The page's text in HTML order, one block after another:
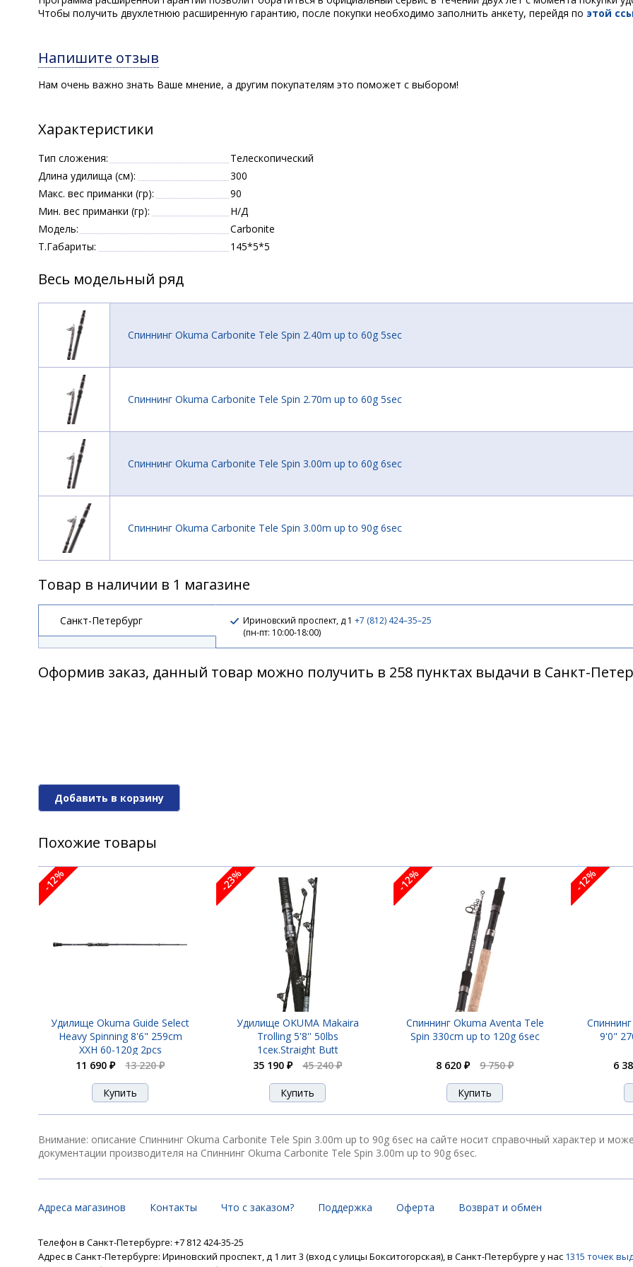
Чтобы получить двухлетнюю расширенную гарантию, после покупки необходимо заполнить анкету, перейдя по этой
Напишите отзыв
Нам очень важно знать Ваше мнение, а другим покупателям это поможет с выбором!
Характеристики
Тип сложения:
Телескопический
Длина удилища (см):
300
Макс. вес приманки (гр):
90
Мин. вес приманки (гр):
Н/Д
Модель:
Carbonite
Т.Габариты:
145*5*5
Весь модельный ряд
Спиннинг Okuma Carbonite Tele Spin 2.40m up to 60g 5sec
Спиннинг Okuma Carbonite Tele Spin 2.70m up to 60g 5sec
Спиннинг Okuma Carbonite Tele Spin 3.00m up to 60g 6sec
Спиннинг Okuma Carbonite Tele Spin 3.00m up to 90g 6sec
Спиннинг Okuma Carbonite Tele Spin 3.30m up to 140g 6sec
Товар в наличии в 1 магазине
Санкт-Петербург Ириновский проспект, д 1 +7 (812) 424–35–25
(пн-пт: 10:00-18:00)
Оформив заказ, данный товар можно получить в 258 пунктах выдачи в Санкт-
Добавить в корзину
Похожие товары
-12%
Удилище Okuma Guide Select
Heavy Spinning 8'6" 259cm
XXH 60-120g 2pcs
11 690 ₽
13 220 ₽
-23%
Удилище OKUMA Makaira
Trolling 5'8'' 50lbs
1сек.Straight Butt
35 190 ₽
45 240 ₽
-12%
Спиннинг Okuma Aventa Tele
Spin 330cm up to 120g 6sec
8 620 ₽ 9 750 ₽
-12%
9'0"
6
Внимание: описание Спиннинг Okuma Carbonite Tele Spin 3.00m up to 90g 6sec на сайте носит справочный характер и
документации производителя на Спиннинг Okuma Carbonite Tele Spin 3.00m up to 90g 6sec.
Адреса магазинов Контакты Что с заказом? Поддержка Оферта Возврат и обмен
Телефон в Санкт-Петербурге: +7 812 424-35-25
Адрес в Санкт-Петербурге: Ириновский проспект, д 1 лит 3 (вход с улицы Бокситогорская), в Санкт-Петербурге у нас 1315 точек